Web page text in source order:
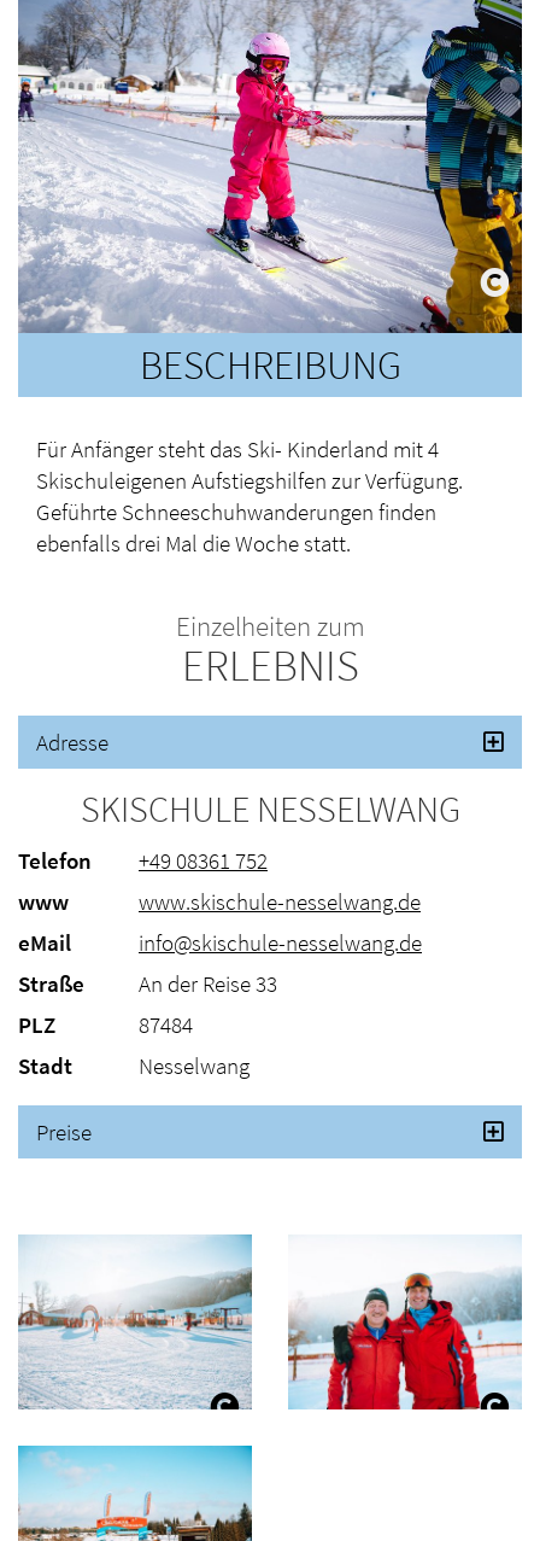
BESCHREIBUNG
Für Anfänger steht das Ski- Kinderland mit 4
Skischuleigenen Aufstiegshilfen zur Verfügung.
Geführte Schneeschuhwanderungen finden
ebenfalls drei Mal die Woche statt.
Einzelheiten zum
ERLEBNIS
Adresse
SKISCHULE NESSELWANG
Telefon
+49 08361 752
www
www.skischule-nesselwang.de
eMail
info@skischule-nesselwang.de
Straße
An der Reise 33
PLZ
87484
Stadt
Nesselwang
Preise